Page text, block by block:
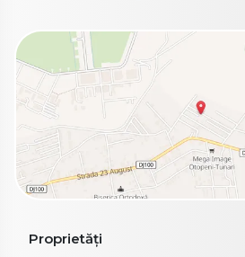
Proprietăți